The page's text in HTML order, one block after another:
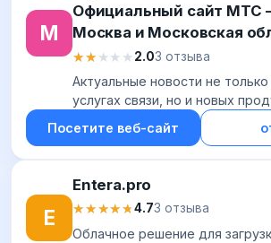
М
Официальный сайт МТС
Москва и Московская
★★★★★
★★★★★2.03 отзыва
Актуальные новости не
услугах связи, но и новых
цифровых приложениях для
ТВ и медиа, финансовых
Посетите веб-сайт
E
Entera.pro
★★★★★
★★★★★4.73 отзыва
Облачное решение для